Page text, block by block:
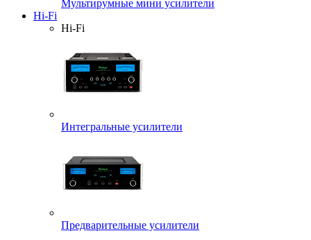
Мультирумные мини усилители
Hi-Fi
Hi-Fi
Интегральные усилители
Предварительные усилители